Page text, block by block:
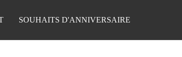
SOUHAITS D'ANNIVERSAIRE